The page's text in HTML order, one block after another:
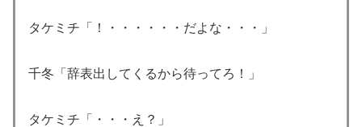
タケミチ「！・・・・・・だよな・・・」
千冬「辞表出してくるから待ってろ！」
タケミチ「・・・え？」